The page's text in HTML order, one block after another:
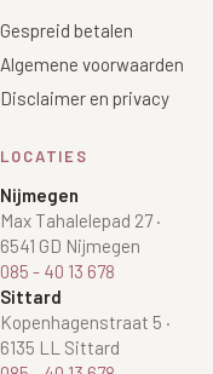
Gespreid betalen
Algemene voorwaarden
Disclaimer en privacy
LOCATIES
Nijmegen
Max Tahalelepad 27·
6541 GD Nijmegen
085 - 40 13 678
Sittard
Kopenhagenstraat 5 ·
6135 LL Sittard